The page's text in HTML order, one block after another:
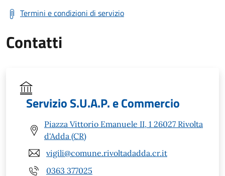
Termini e condizioni di servizio
Contatti
Servizio S.U.A.P. e Commercio
Piazza Vittorio Emanuele II, 1 26027 Rivolta
d'Adda (CR)
vigili@comune.rivoltadadda.cr.it
0363 377025